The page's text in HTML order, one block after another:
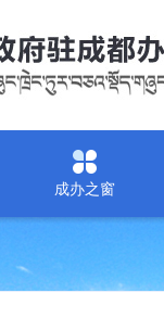
成办之窗